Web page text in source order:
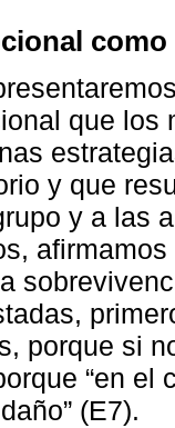
que los
y que
y a las
porque si
“en
(E7).